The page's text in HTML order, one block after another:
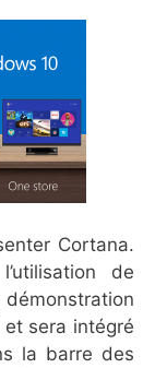
Cortana.
de
sera intégré
la barre des